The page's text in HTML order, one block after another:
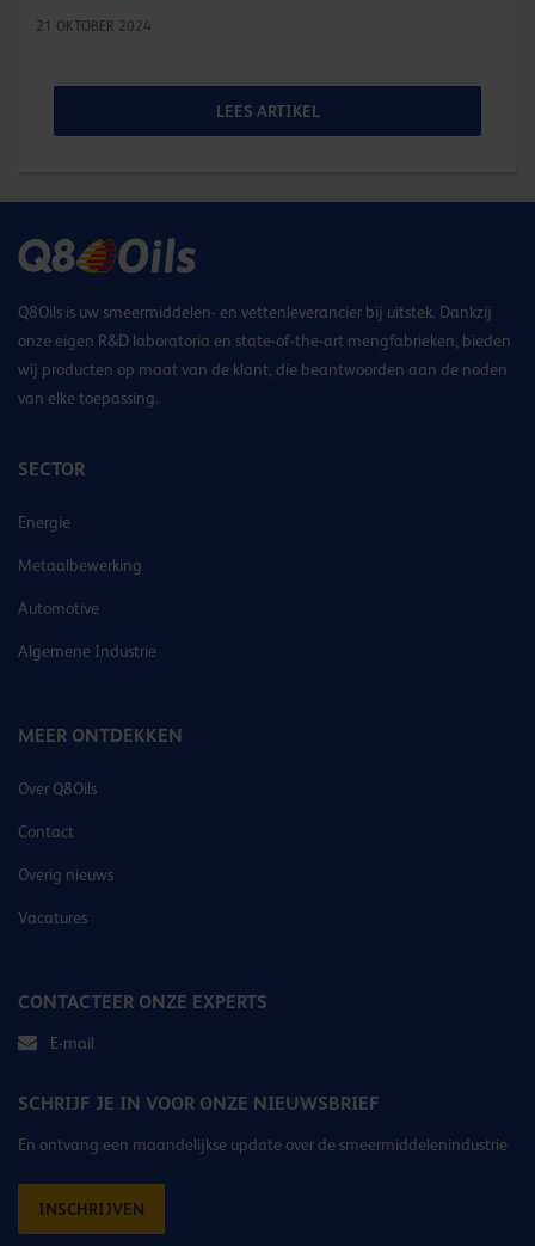
21 OKTOBER 2024
LEES ARTIKEL
Q8Oils is uw smeermiddelen- en vettenleverancier bij uitstek. Dankzij
onze eigen R&D laboratoria en state-of-the-art mengfabrieken, bieden
wij producten op maat van de klant, die beantwoorden aan de noden
van elke toepassing.
SECTOR
Energie
Metaalbewerking
Automotive
Algemene Industrie
MEER ONTDEKKEN
Over Q8Oils
Contact
Overig nieuws
Vacatures
CONTACTEER ONZE EXPERTS
E-mail
SCHRIJF JE IN VOOR ONZE NIEUWSBRIEF
En ontvang een maandelijkse update over de smeermiddelenindustrie
INSCHRIJVEN